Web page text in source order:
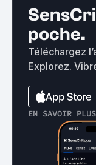
poche.
Téléchargez
Explorez.
EN SAVOIR PLUS